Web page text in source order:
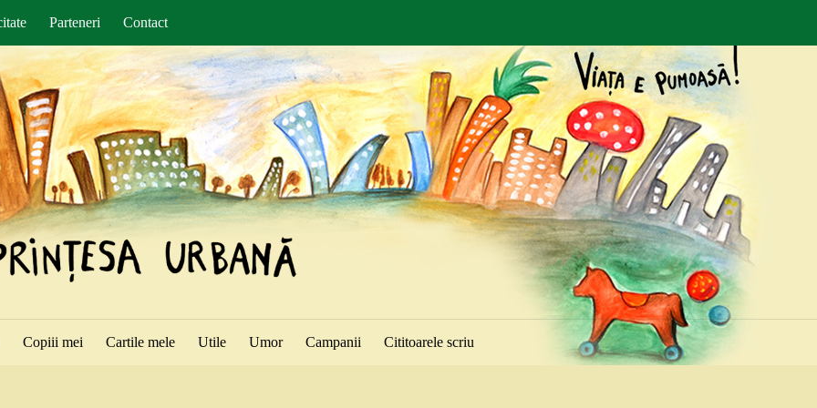
Parteneri Contact
Copiii mei Cartile mele Utile Umor Campanii Cititoarele scriu